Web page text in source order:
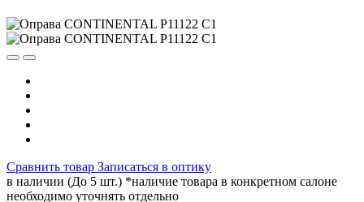
Сравнить товар Записаться в оптику
в наличии (До 5 шт.) *наличие товара в конкретном салоне
необходимо уточнять отдельно